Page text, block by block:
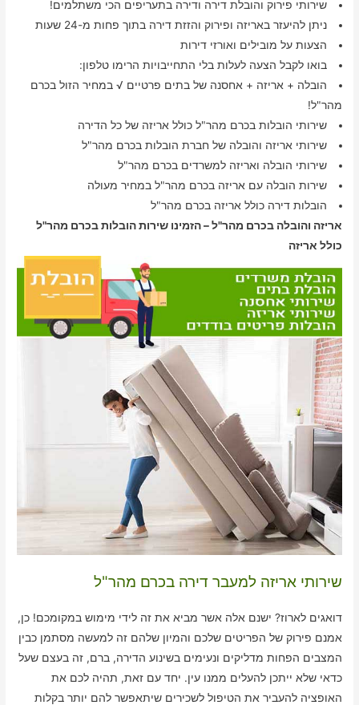
שירותי פירוק והובלת דירה ודירה בתעריפים הכי משתלמים!
ניתן להיעזר באריזה ופירוק והזזת דירה בתוך פחות מ-24 שעות
הצעות על מובילים ואורזי דירות
בואו לקבל הצעה לעלות בלי התחייבויות הרימו טלפון:
הובלה + אריזה + אחסנה של בתים פרטיים √ במחיר הזול בכרם
מהר"ל!
שירותי הובלות בכרם מהר"ל כולל אריזה של כל הדירה
שירותי אריזה והובלה של חברת הובלות בכרם מהר"ל
שירותי הובלה ואריזה למשרדים בכרם מהר"ל
שירות הובלה עם אריזה בכרם מהר"ל במחיר מעולה
הובלות דירה כולל אריזה בכרם מהר"ל
אריזה והובלה בכרם מהר"ל – הזמינו שירות הובלות בכרם מהר"ל
כולל אריזה
שירותי אריזה למעבר דירה בכרם מהר"ל
דואגים לארוז? ישנם אלה אשר מביא את זה לידי מימוש במקומכם! כן,
אמנם פירוק של הפריטים שלכם והמיון שלהם זה למעשה מסתמן כבין
המצבים הפחות מדליקים ונעימים בשינוע הדירה, ברם, זה בעצם שעל
כדאי שלא ייתכן להעלים ממנו עין. יחד עם זאת, תהיה לכם את
האופציה להעביר את הטיפול לשכירים שיתאפשר להם יותר בקלות